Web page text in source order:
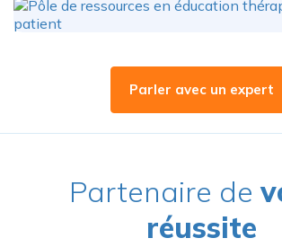
Parler avec un expert
Partenaire de
réussite